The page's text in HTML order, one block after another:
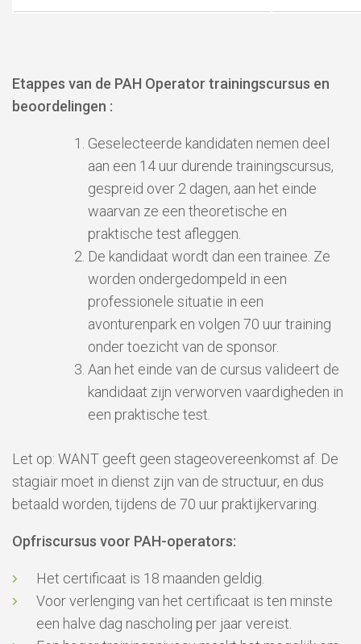
Etappes van de PAH Operator trainingscursus en
beoordelingen :
Geselecteerde kandidaten nemen deel
aan een 14 uur durende trainingscursus,
gespreid over 2 dagen, aan het einde
waarvan ze een theoretische en
praktische test afleggen.
De kandidaat wordt dan een trainee. Ze
worden ondergedompeld in een
professionele situatie in een
avonturenpark en volgen 70 uur training
onder toezicht van de sponsor.
Aan het einde van de cursus valideert de
kandidaat zijn verworven vaardigheden in
een praktische test.
Let op: WANT geeft geen stageovereenkomst af. De
stagiair moet in dienst zijn van de structuur, en dus
betaald worden, tijdens de 70 uur praktijkervaring.
Opfriscursus voor PAH-operators:
Het certificaat is 18 maanden geldig.
Voor verlenging van het certificaat is ten minste
een halve dag nascholing per jaar vereist.